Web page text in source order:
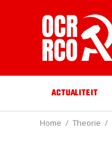
ACTUALITEIT
Home Theorie